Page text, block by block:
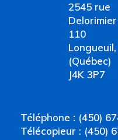
2545 rue
110
Longueuil,
(Québec)
J4K 3P7
Téléphone : (450)
Télécopieur : (450)